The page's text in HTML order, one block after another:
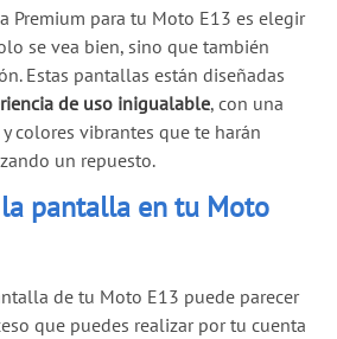
Premium para tu Moto E13 es elegir
se vea bien, sino que también
Estas pantallas están diseñadas
de uso inigualable, con una
colores vibrantes que te harán
un repuesto.
pantalla en tu Moto
de tu Moto E13 puede parecer
que puedes realizar por tu cuenta